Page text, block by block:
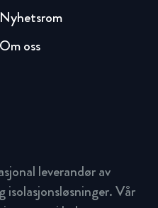
Nyhetsrom
Om oss
leverandør av
isolasjonsløsninger. Vår